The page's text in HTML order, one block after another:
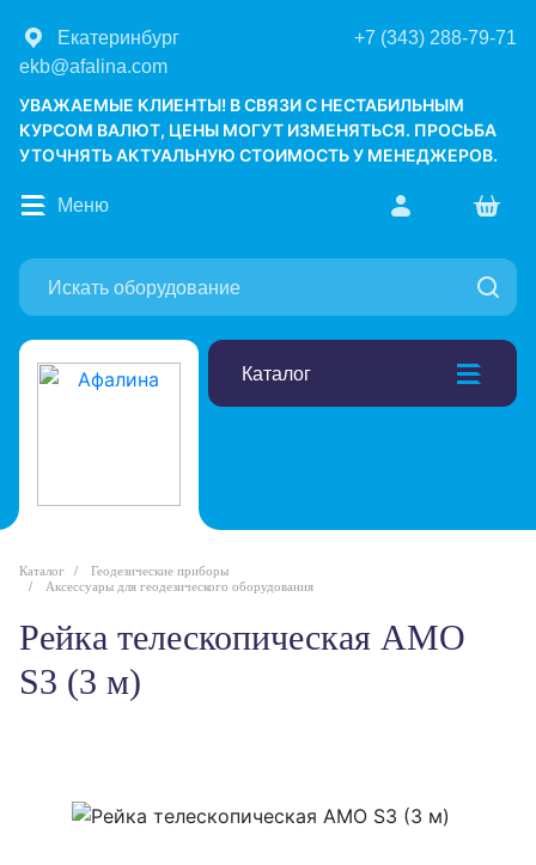
Екатеринбург
+7 (343) 288-79-71
ekb@afalina.com
УВАЖАЕМЫЕ КЛИЕНТЫ! В СВЯЗИ С НЕСТАБИЛЬНЫМ
КУРСОМ ВАЛЮТ, ЦЕНЫ МОГУТ ИЗМЕНЯТЬСЯ. ПРОСЬБА
УТОЧНЯТЬ АКТУАЛЬНУЮ СТОИМОСТЬ У МЕНЕДЖЕРОВ.
Каталог
Меню
Каталог
Геодезические приборы
Аксессуары для геодезического оборудования
Рейка телескопическая AMO
S3 (3 м)